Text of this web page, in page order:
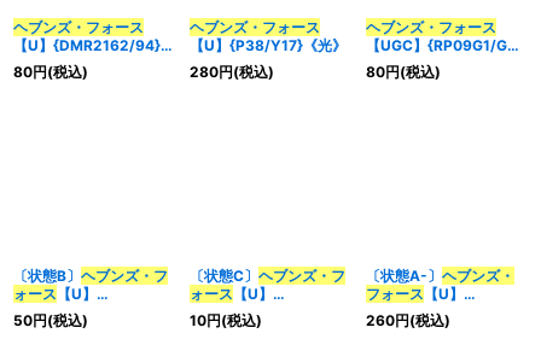
カテゴリ
ヘブンズ・フォース
【U】{DMR2162/94}
《光》
80円(税込)
ヘブンズ・フォース
【U】{P38/Y17}《光》
280円(税込)
ヘブンズ・フォース
【UGC】{RP09G1/G7}
《光》
80円(税込)
〔状態B〕 ヘブンズ・フ
ォース 【U】
{DMR2162/94}《光》
50円(税込)
〔状態C〕 ヘブンズ・フ
ォース 【U】
{DMR2162/94}《光》
10円(税込)
〔状態A-〕 ヘブンズ・
フォース 【U】
{P38/Y17}《光》
260円(税込)